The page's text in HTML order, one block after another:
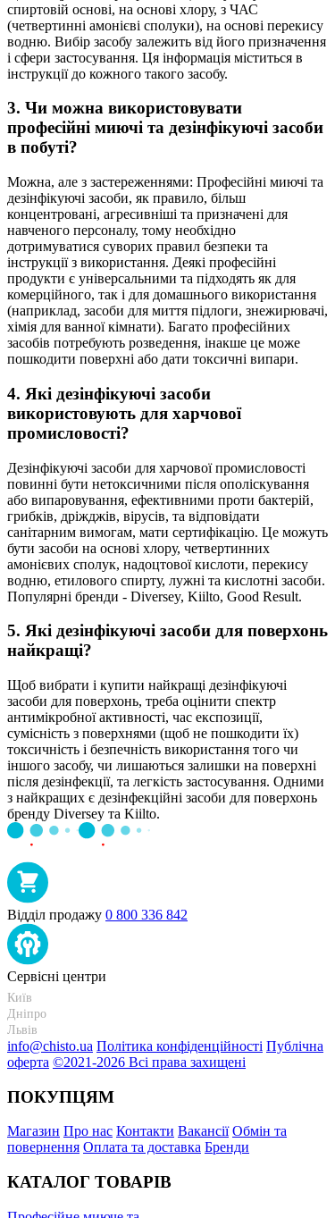
спиртовій основі, на основі хлору, з ЧАС
(четвертинні амонієві сполуки), на основі перекису
водню. Вибір засобу залежить від його призначення
і сфери застосування. Ця інформація міститься в
інструкції до кожного такого засобу.
3. Чи можна використовувати
професійні миючі та дезінфікуючі засоби
в побуті?
Можна, але з застереженнями: Професійні миючі та
дезінфікуючі засоби, як правило, більш
концентровані, агресивніші та призначені для
навченого персоналу, тому необхідно
дотримуватися суворих правил безпеки та
інструкції з використання. Деякі професійні
продукти є універсальними та підходять як для
комерційного, так і для домашнього використання
(наприклад, засоби для миття підлоги, знежирювачі,
хімія для ванної кімнати). Багато професійних
засобів потребують розведення, інакше це може
пошкодити поверхні або дати токсичні випари.
4. Які дезінфікуючі засоби
використовують для харчової
промисловості?
Дезінфікуючі засоби для харчової промисловості
повинні бути нетоксичними після ополіскування
або випаровування, ефективними проти бактерій,
грибків, дріжджів, вірусів, та відповідати
санітарним вимогам, мати сертифікацію. Це можуть
бути засоби на основі хлору, четвертинних
амонієвих сполук, надоцтової кислоти, перекису
водню, етилового спирту, лужні та кислотні засоби.
Популярні бренди - Diversey, Kiilto, Good Result.
5. Які дезінфікуючі засоби для поверхонь
найкращі?
Щоб вибрати і купити найкращі дезінфікуючі
засоби для поверхонь, треба оцінити спектр
антимікробної активності, час експозиції,
сумісність з поверхнями (щоб не пошкодити їх)
токсичність і безпечність використання того чи
іншого засобу, чи лишаються залишки на поверхні
після дезінфекції, та легкість застосування. Одними
з найкращих є дезінфекційні засоби для поверхонь
бренду Diversey та Kiilto.
Відділ продажу 0 800 336 842
Сервісні центри
Київ
Дніпро
Львів
info@chisto.ua Політика конфіденційності Публічна
оферта ©2021-2026 Всі права захищені
ПОКУПЦЯМ
Магазин Про нас Контакти Вакансії Обмін та
повернення Оплата та доставка Бренди
КАТАЛОГ ТОВАРІВ